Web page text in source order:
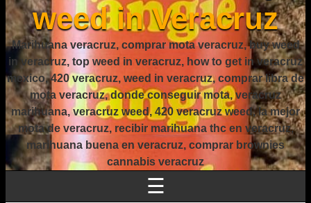
weed in Veracruz
Marihuana veracruz, comprar mota veracruz, buy weed
in veracruz, top weed in veracruz, how to get in veracruz
mexico, 420 veracruz, weed in veracruz, comprar libra de
mota veracruz, donde conseguir mota, veracruz
marihuana, veracruz weed, 420 veracruz weed, la mejor
mota de veracruz, recibir marihuana thc en veracruz,
marihuana buena en veracruz, comprar brownies
cannabis veracruz
☰